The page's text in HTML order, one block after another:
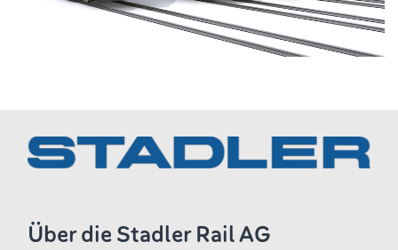
Über die Stadler Rail AG